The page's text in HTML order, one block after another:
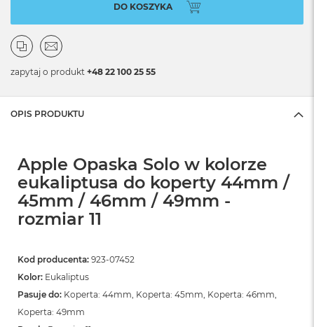
DO KOSZYKA
zapytaj o produkt +48 22 100 25 55
OPIS PRODUKTU
Apple Opaska Solo w kolorze
eukaliptusa do koperty 44mm /
45mm / 46mm / 49mm -
rozmiar 11
Kod producenta: 923-07452
Kolor: Eukaliptus
Pasuje do: Koperta: 44mm, Koperta: 45mm, Koperta: 46mm,
Koperta: 49mm